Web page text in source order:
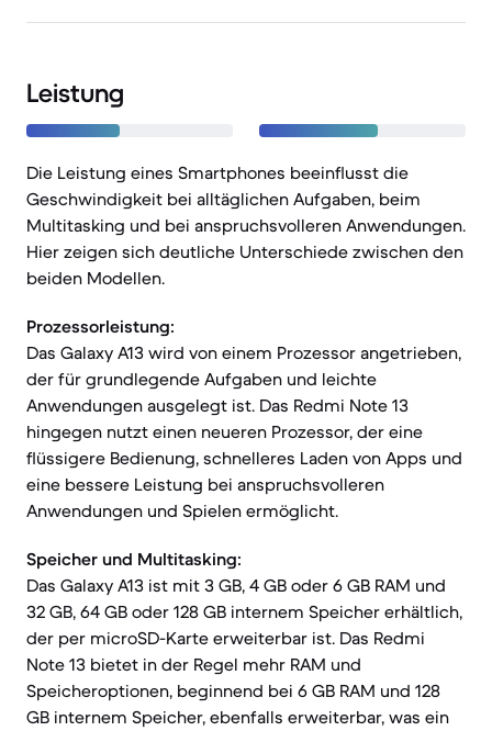
Leistung
Die Leistung eines Smartphones beeinflusst die
Geschwindigkeit bei alltäglichen Aufgaben, beim
Multitasking und bei anspruchsvolleren Anwendungen.
Hier zeigen sich deutliche Unterschiede zwischen den
beiden Modellen.
Prozessorleistung:
Das Galaxy A13 wird von einem Prozessor angetrieben,
der für grundlegende Aufgaben und leichte
Anwendungen ausgelegt ist. Das Redmi Note 13
hingegen nutzt einen neueren Prozessor, der eine
flüssigere Bedienung, schnelleres Laden von Apps und
eine bessere Leistung bei anspruchsvolleren
Anwendungen und Spielen ermöglicht.
Speicher und Multitasking:
Das Galaxy A13 ist mit 3 GB, 4 GB oder 6 GB RAM und
32 GB, 64 GB oder 128 GB internem Speicher erhältlich,
der per microSD-Karte erweiterbar ist. Das Redmi
Note 13 bietet in der Regel mehr RAM und
Speicheroptionen, beginnend bei 6 GB RAM und 128
GB internem Speicher, ebenfalls erweiterbar, was ein